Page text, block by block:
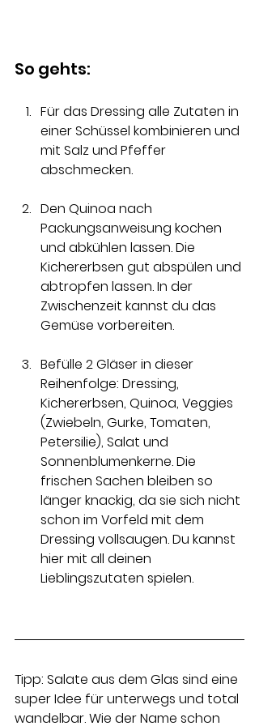
So gehts:
Für das Dressing alle Zutaten in
einer Schüssel kombinieren und
mit Salz und Pfeffer
abschmecken.
Den Quinoa nach
Packungsanweisung kochen
und abkühlen lassen. Die
Kichererbsen gut abspülen und
abtropfen lassen. In der
Zwischenzeit kannst du das
Gemüse vorbereiten.
Befülle 2 Gläser in dieser
Reihenfolge: Dressing,
Kichererbsen, Quinoa, Veggies
(Zwiebeln, Gurke, Tomaten,
Petersilie), Salat und
Sonnenblumenkerne. Die
frischen Sachen bleiben so
länger knackig, da sie sich nicht
schon im Vorfeld mit dem
Dressing vollsaugen. Du kannst
hier mit all deinen
Lieblingszutaten spielen.
Tipp: Salate aus dem Glas sind eine
super Idee für unterwegs und total
wandelbar. Wie der Name schon